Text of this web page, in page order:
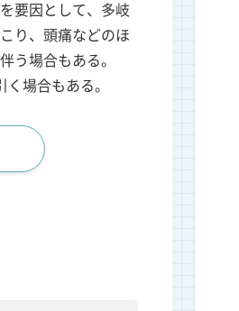
要因として、多岐
り、頭痛などのほ
う場合もある。
場合もある。